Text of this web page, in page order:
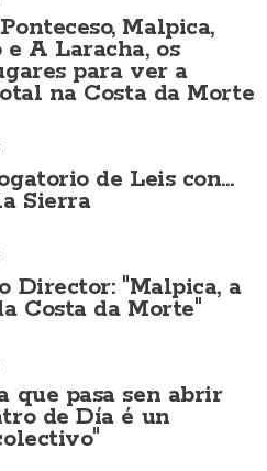
Malpica,
A Laracha, os
para ver a
na Costa da Morte
de Leis con...
Sierra
Director: "Malpica, a
Costa da Morte"
que pasa sen abrir
de Día é un